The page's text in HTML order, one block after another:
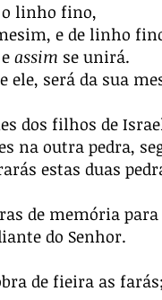
o linho fino,
e de linho
assim se unirá.
ele, será da sua
dos filhos de
na outra pedra,
estas duas
de memória
do Senhor.
de fieira as